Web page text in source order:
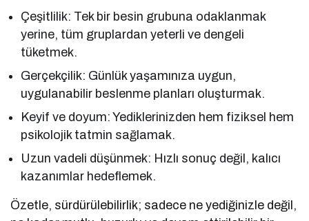
Çeşitlilik: Tek bir besin grubuna odaklanmak
yerine, tüm gruplardan yeterli ve dengeli
tüketmek.
Gerçekçilik: Günlük yaşamınıza uygun,
uygulanabilir beslenme planları oluşturmak.
Keyif ve doyum: Yediklerinizden hem fiziksel hem
psikolojik tatmin sağlamak.
Uzun vadeli düşünmek: Hızlı sonuç değil, kalıcı
kazanımlar hedeflemek.
Özetle, sürdürülebilirlik; sadece ne yediğinizle değil,